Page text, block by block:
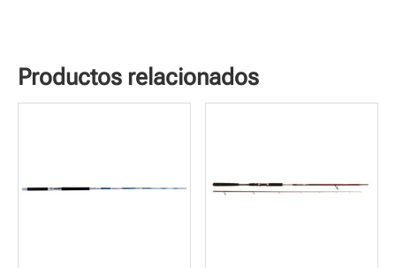
Productos relacionados